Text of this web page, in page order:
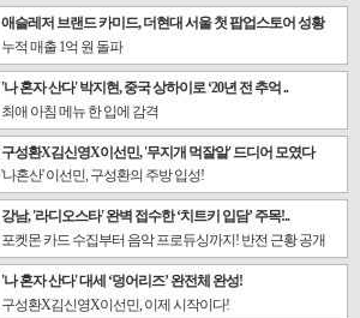
애슬레저 브랜드 카미드, 더현대 서울 첫 팝업스토어 성황
누적 매출 1억 원 돌파
'나 혼자 산다' 박지현, 중국 상하이로 ‘20년 전 추억 ..
최애 아침 메뉴 한 입에 감격
구성환X김신영X이선민, '무지개 먹잘알' 드디어 모였다
'나혼산' 이선민, 구성환의 주방 입성!
강남, '라디오스타' 완벽 접수한 ‘치트키 입담’ 주목!..
포켓몬 카드 수집부터 음악 프로듀싱까지! 반전 근황 공개
'나 혼자 산다' 대세 ‘덩어리즈’ 완전체 완성!
구성환X김신영X이선민, 이제 시작이다!